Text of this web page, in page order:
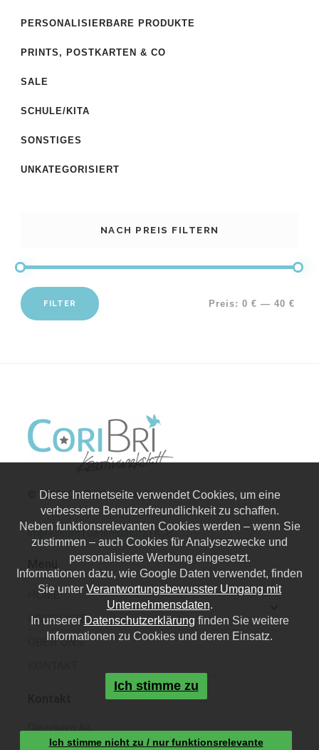
PERSONALISIERBARE PRODUKTE
PRINTS, POSTKARTEN & CO
SALE
SCHULE/KITA
SONSTIGES
UNKATEGORISIERT
NACH PREIS FILTERN
FILTER Preis: 0 € — 40 €
© 2026 | CoriBri Kreativwerkstatt
Impressum|Datenschutz|AGB
HOME
PRODUKTE
ÜBER UNS
40468 Düsseldorf
Diese Internetseite verwendet Cookies, um eine
verbesserte Benutzerfreundlichkeit zu schaffen.
Neben funktionsrelevanten Cookies werden – wenn Sie
zustimmen – auch Cookies für Analysezwecke und
personalisierte Werbung eingesetzt.
Informationen dazu, wie Google Daten verwendet, finden
Sie unter Verantwortungsbewusster Umgang mit
Unternehmensdaten.
In unserer Datenschutzerklärung finden Sie weitere
Informationen zu Cookies und deren Einsatz.
Ich stimme zu
Ich stimme nicht zu / nur funktionsrelevante